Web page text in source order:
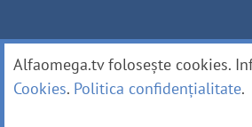
Alfaomega.tv folosește cookies.
Cookies. Politica confidențialitate.